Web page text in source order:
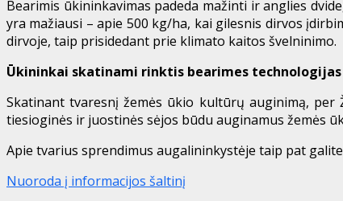
Bearimis ūkininkavimas padeda mažinti ir anglies
yra mažiausi – apie 500 kg/ha, kai gilesnis dirvos
dirvoje, taip prisidedant prie klimato kaitos švelninimo.
Ūkininkai skatinami rinktis bearimes technologijas
Skatinant tvaresnį žemės ūkio kultūrų auginimą,
tiesioginės ir juostinės sėjos būdu auginamus žemės
Apie tvarius sprendimus augalininkystėje taip pat
Nuoroda į informacijos šaltinį